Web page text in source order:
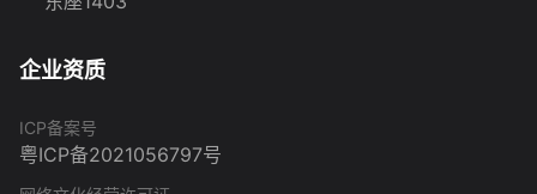
企业资质
ICP备案号
粤ICP备2021056797号